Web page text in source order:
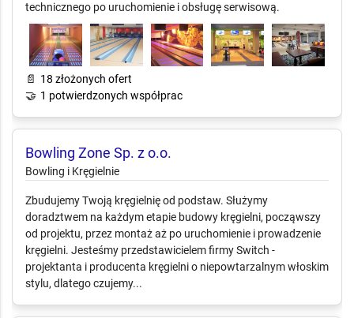
technicznego po uruchomienie i obsługę serwisową.
📄 18 złożonych ofert
🤝 1 potwierdzonych współprac
Bowling Zone Sp. z o.o.
Bowling i Kręgielnie
Zbudujemy Twoją kręgielnię od podstaw. Służymy
doradztwem na każdym etapie budowy kręgielni, począwszy
od projektu, przez montaż aż po uruchomienie i prowadzenie
kręgielni. Jesteśmy przedstawicielem firmy Switch -
projektanta i producenta kręgielni o niepowtarzalnym włoskim
stylu, dlatego czujemy...